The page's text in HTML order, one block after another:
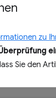
zu
Sie den